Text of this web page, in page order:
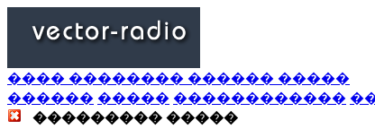
���� �������� ������ �����
������ ����� ������������
��������� �����